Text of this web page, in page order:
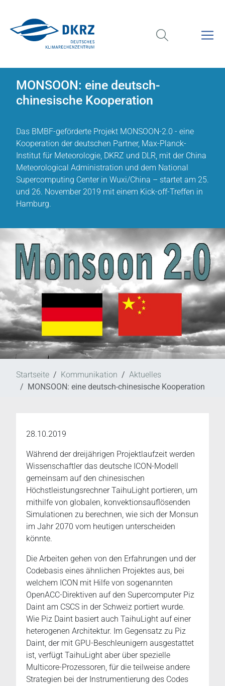
MONSOON: eine deutsch-
chinesische Kooperation
Das BMBF-geförderte Projekt MONSOON-2.0 - eine
Kooperation der deutschen Partner, Max-Planck-
Institut für Meteorologie, DKRZ und DLR, mit der China
Meteorological Administration und dem National
Supercomputing Center in Wuxi/China – startet am 25.
und 26. November 2019 mit einem Kick-off-Treffen in
Hamburg.
Startseite Kommunikation
Aktuelles
MONSOON: eine deutsch-chinesische Kooperation
28.10.2019
Während der dreijährigen Projektlaufzeit werden
Wissenschaftler das deutsche ICON-Modell
gemeinsam auf den chinesischen
Höchstleistungsrechner TaihuLight portieren, um
mithilfe von globalen, konvektionsauflösenden
Simulationen zu berechnen, wie sich der Monsun
im Jahr 2070 vom heutigen unterscheiden
könnte.
Die Arbeiten gehen von den Erfahrungen und der
Codebasis eines ähnlichen Projektes aus, bei
welchem ICON mit Hilfe von sogenannten
OpenACC-Direktiven auf den Supercomputer Piz
Daint am CSCS in der Schweiz portiert wurde.
Wie Piz Daint basiert auch TaihuLight auf einer
heterogenen Architektur. Im Gegensatz zu Piz
Daint, der mit GPU-Beschleunigern ausgestattet
ist, verfügt TaihuLight aber über spezielle
Multicore-Prozessoren, für die teilweise andere
Strategien bei der Instrumentierung des Codes